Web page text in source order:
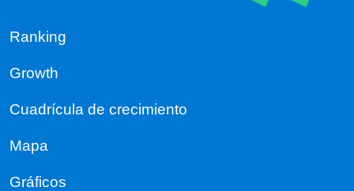
Ranking
Growth
Cuadrícula de crecimiento
Mapa
Gráficos